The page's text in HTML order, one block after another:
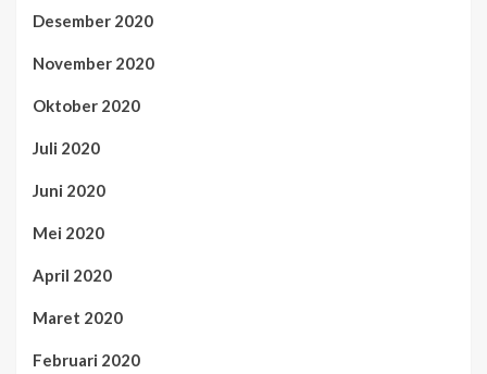
Desember 2020
November 2020
Oktober 2020
Juli 2020
Juni 2020
Mei 2020
April 2020
Maret 2020
Februari 2020